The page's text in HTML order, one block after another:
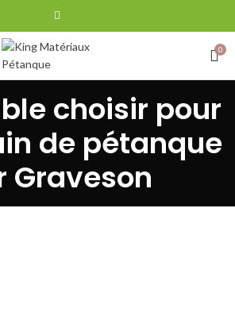
0
choisir pour
de pétanque
Graveson